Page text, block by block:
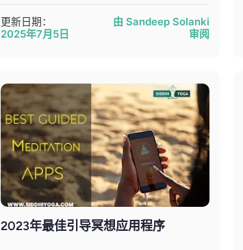
更新日期：
2025年7月5日
由 Sandeep Solanki
审阅
2023年最佳引导冥想应用程序